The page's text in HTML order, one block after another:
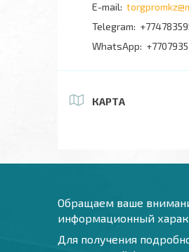
КАРТА
Обращаем ваше
информационный
Для получения